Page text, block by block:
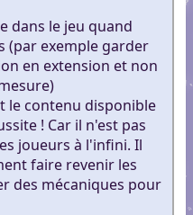
dans le jeu quand
(par exemple garder
en extension et non
le contenu disponible
! Car il n'est pas
joueurs à l'infini. Il
faire revenir les
des mécaniques pour